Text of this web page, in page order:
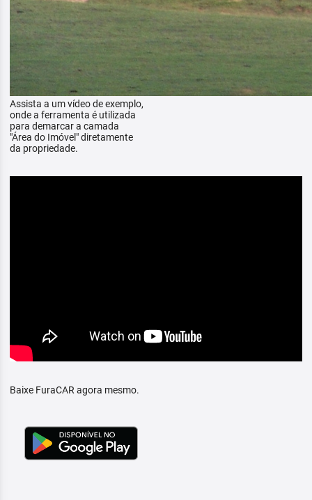
Assista a um vídeo de exemplo,
onde a ferramenta é utilizada
para demarcar a camada
"Área do Imóvel" diretamente
da propriedade.
Baixe FuraCAR agora mesmo.